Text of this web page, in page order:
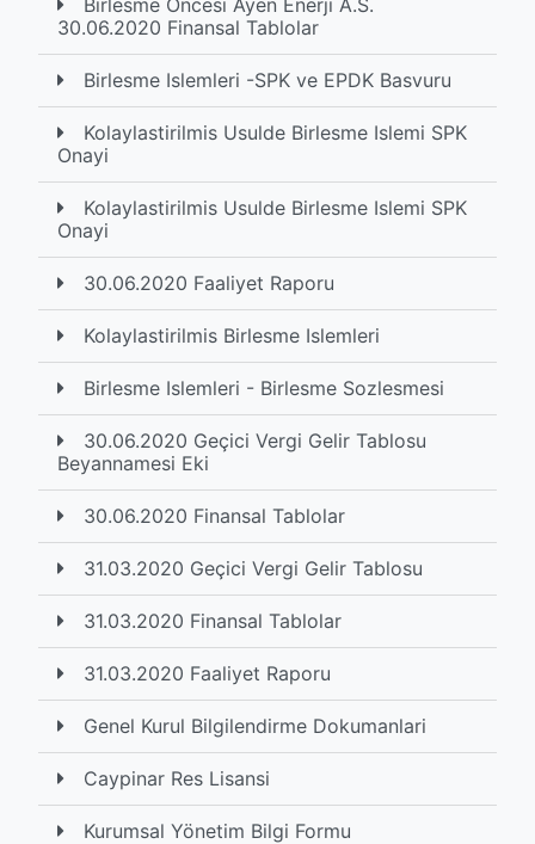
Birlesme Öncesi Ayen Enerji A.S.
30.06.2020 Finansal Tablolar
Birlesme Islemleri -SPK ve EPDK Basvuru
Kolaylastirilmis Usulde Birlesme Islemi SPK
Onayi
Kolaylastirilmis Usulde Birlesme Islemi SPK
Onayi
30.06.2020 Faaliyet Raporu
Kolaylastirilmis Birlesme Islemleri
Birlesme Islemleri - Birlesme Sozlesmesi
30.06.2020 Geçici Vergi Gelir Tablosu
Beyannamesi Eki
30.06.2020 Finansal Tablolar
31.03.2020 Geçici Vergi Gelir Tablosu
31.03.2020 Finansal Tablolar
31.03.2020 Faaliyet Raporu
Genel Kurul Bilgilendirme Dokumanlari
Caypinar Res Lisansi
Kurumsal Yönetim Bilgi Formu